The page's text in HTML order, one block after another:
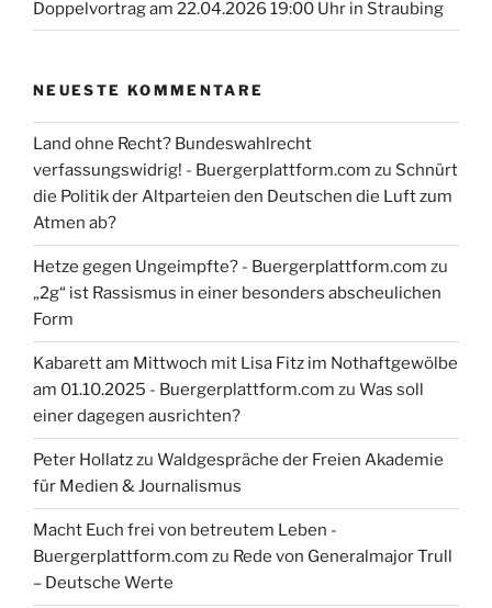
Doppelvortrag am 22.04.2026 19:00 Uhr in Straubing
NEUESTE KOMMENTARE
Land ohne Recht? Bundeswahlrecht
verfassungswidrig! - Buergerplattform.com zu Schnürt
die Politik der Altparteien den Deutschen die Luft zum
Atmen ab?
Hetze gegen Ungeimpfte? - Buergerplattform.com zu
„2g“ ist Rassismus in einer besonders abscheulichen
Form
Kabarett am Mittwoch mit Lisa Fitz im Nothaftgewölbe
am 01.10.2025 - Buergerplattform.com zu Was soll
einer dagegen ausrichten?
Peter Hollatzzu Waldgespräche der Freien Akademie
für Medien & Journalismus
Macht Euch frei von betreutem Leben -
Buergerplattform.com zu Rede von Generalmajor Trull
– Deutsche Werte